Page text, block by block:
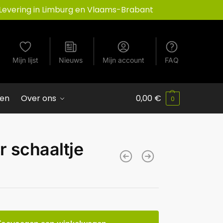
in Limburg en Vlaams-Brabant
Mijn lijst Nieuws Mijn account FAQ
Over ons 0,00 € 0
schaaltje